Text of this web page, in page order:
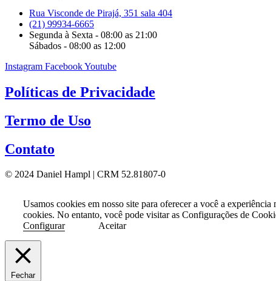
Rua Visconde de Pirajá, 351 sala 404
(21) 99934-6665
Segunda à Sexta - 08:00 as 21:00
Sábados - 08:00 as 12:00
Instagram FacebookYoutube
Políticas de Privacidade
Termo de Uso
Contato
© 2024 Daniel Hampl | CRM 52.81807-0
Usamos cookies em nosso site para oferecer a você a
cookies. No entanto, você pode visitar as Configurações de
Configurar
Aceitar
Fechar